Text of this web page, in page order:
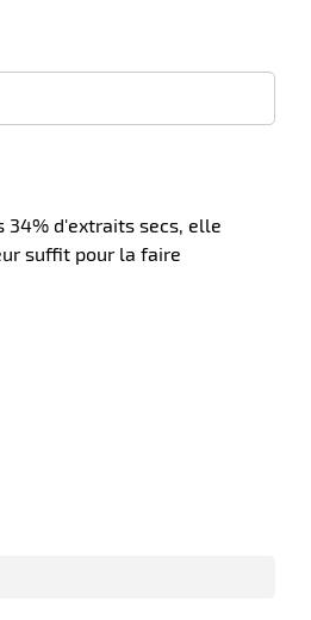
34% d'extraits secs, elle
suffit pour la faire